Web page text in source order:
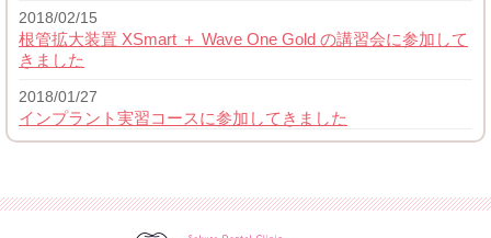
2018/02/15
根管拡大装置 XSmart ＋ Wave One Gold の講習会に参加して
きました
2018/01/27
インプラント実習コースに参加してきました